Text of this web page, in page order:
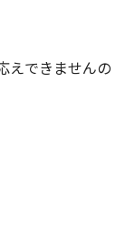
えできませんの